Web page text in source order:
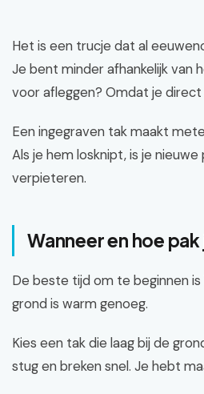
Het is een trucje dat al
Je bent minder afhankelijk van
voor afleggen? Omdat je
Een ingegraven tak maakt
Als je hem losknipt, is je
verpieteren.
Wanneer en hoe pak
De beste tijd om te beginnen
grond is warm genoeg.
Kies een tak die laag bij de
stug en breken snel. Je hebt